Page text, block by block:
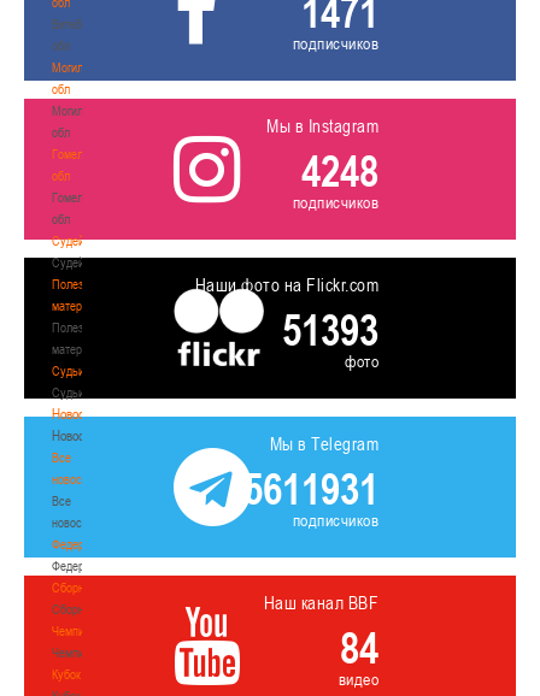
Витебская
обл
Могилевская
обл
Могилевская
обл
Гомельская
обл
Гомельская
обл
Судейство
Судейство
Полезные
материалы
Полезные
материалы
Судьи
Судьи
Новости
Новости
Все
новости
Все
новости
Федерация
Федерация
Сборные
Сборные
Чемпионат
Чемпионат
Кубок
1471
подписчиков
Мы в Instagram
4248
подписчиков
Наши фото на Flickr.com
51393
фото
Мы в Telegram
5611931
подписчиков
Наш канал BBF
84
видео